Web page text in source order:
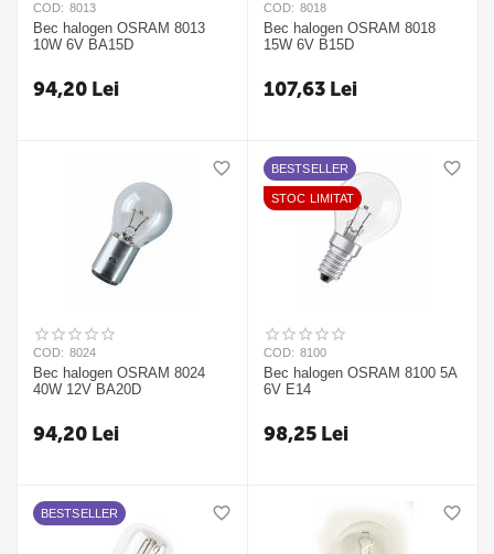
COD: 8013
Bec halogen OSRAM 8013
10W 6V BA15D
94,20 Lei
COD: 8018
Bec halogen OSRAM 8018
15W 6V B15D
107,63 Lei
COD: 8024
Bec halogen OSRAM 8024
40W 12V BA20D
94,20 Lei
BESTSELLER
STOC LIMITAT
COD: 8100
Bec halogen OSRAM 8100 5A
6V E14
98,25 Lei
BESTSELLER